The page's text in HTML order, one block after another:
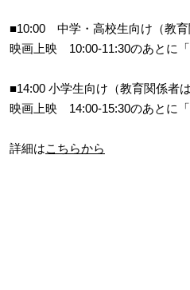
■10:00 中学・高校生向け（教育
映画上映 10:00-11:30のあとに
■14:00 小学生向け（教育関係者は
映画上映 14:00-15:30のあとに
詳細はこちらから